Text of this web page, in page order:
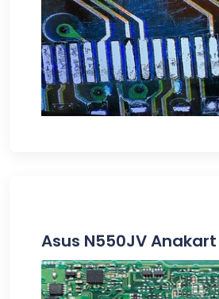
Asus N550JV